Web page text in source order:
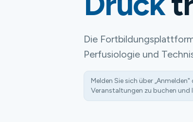
Die
Perfusiologie und
Melden Sie sich über
Veranstaltungen zu buchen und